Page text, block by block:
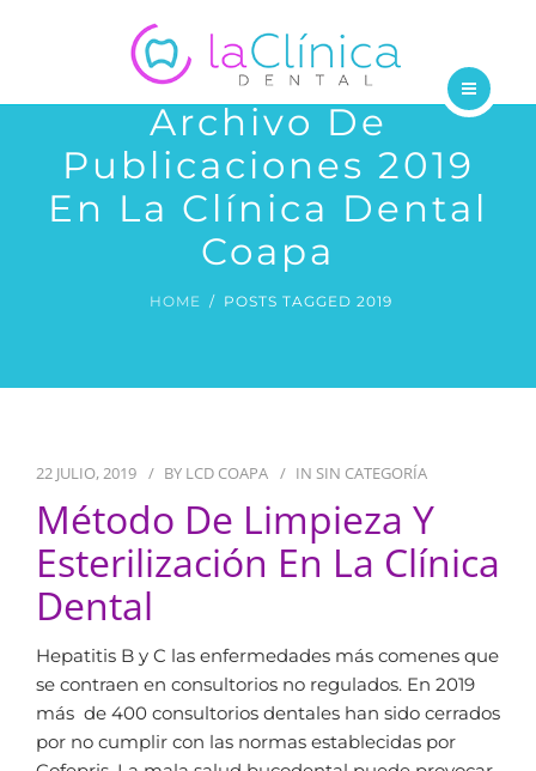
TRATAMIENTOS
CONTÁCTANOS
NOSOTROS
Archivo De
Publicaciones 2019
En La Clínica Dental
Coapa
HOME POSTS TAGGED 2019
22 JULIO, 2019 BY LCD COAPA IN SIN CATEGORÍA
Método De Limpieza Y
Esterilización En La Clínica
Dental
Hepatitis B y C las enfermedades más comenes que
se contraen en consultorios no regulados. En 2019
más de 400 consultorios dentales han sido cerrados
por no cumplir con las normas establecidas por